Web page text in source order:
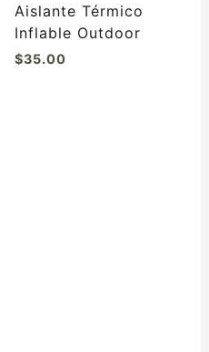
Aislante Térmico
Inflable Outdoor
$35.00